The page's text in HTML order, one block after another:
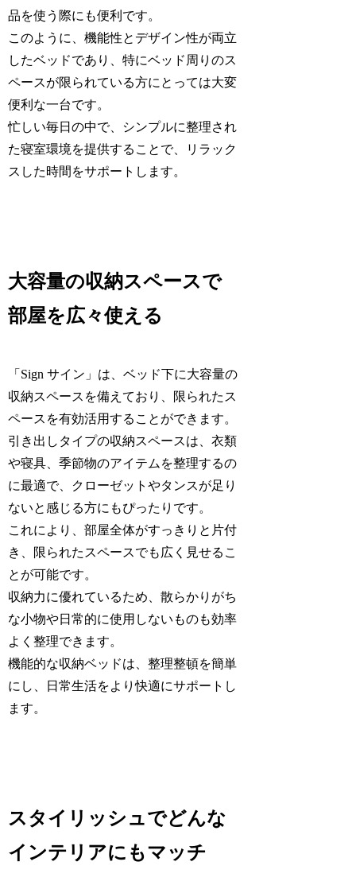
品を使う際にも便利です。
このように、機能性とデザイン性が両立
したベッドであり、特にベッド周りのス
ペースが限られている方にとっては大変
便利な一台です。
忙しい毎日の中で、シンプルに整理され
た寝室環境を提供することで、リラック
スした時間をサポートします。
大容量の収納スペースで
部屋を広々使える
「Sign サイン」は、ベッド下に大容量の
収納スペースを備えており、限られたス
ペースを有効活用することができます。
引き出しタイプの収納スペースは、衣類
や寝具、季節物のアイテムを整理するの
に最適で、クローゼットやタンスが足り
ないと感じる方にもぴったりです。
これにより、部屋全体がすっきりと片付
き、限られたスペースでも広く見せるこ
とが可能です。
収納力に優れているため、散らかりがち
な小物や日常的に使用しないものも効率
よく整理できます。
機能的な収納ベッドは、整理整頓を簡単
にし、日常生活をより快適にサポートし
ます。
スタイリッシュでどんな
インテリアにもマッチ